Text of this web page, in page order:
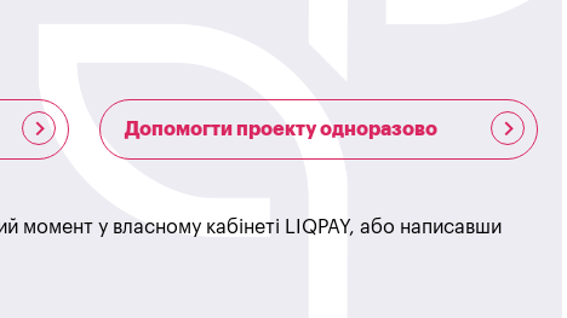
Допомогти проекту одноразово
момент у власному кабінеті LIQPAY, або написавши